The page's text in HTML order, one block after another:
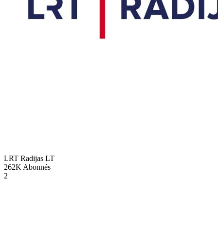
LRT Radijas LT
262K Abonnés
2